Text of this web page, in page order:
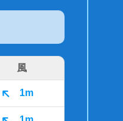
風
1m